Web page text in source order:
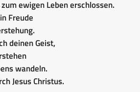
ewigen Leben erschlossen.
Freude
deinen Geist,
wandeln.
Jesus Christus.